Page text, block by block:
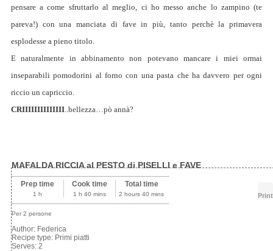
pensare a come sfruttarlo al meglio, ci ho messo anche lo zampino (te
pareva!) con una manciata di fave in più, tanto perchè la primavera
esplodesse a pieno titolo.
E naturalmente in abbinamento non potevano mancare i miei ormai
inseparabili pomodorini al forno con una pasta che ha davvero per ogni
riccio un capriccio.
CRIIIIIIIIIIIIII..bellezza…pò annà?
MAFALDA RICCIA al PESTO di PISELLI e FAVE
Print
Prep time
1 h
Cook time
1 h 40 mins
Total time
2 hours 40 mins
Per 2 persone
Author: Federica
Recipe type: Primi piatti
Serves: 2